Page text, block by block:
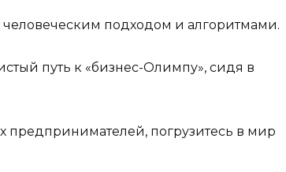
человеческим подходом и алгоритмами.
путь к «бизнес-Олимпу», сидя в
предпринимателей, погрузитесь в мир